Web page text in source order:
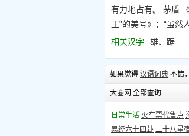
有力地占有。 茅盾
王”的美号》：“虽然
相关汉字
雄、踞
如果觉得 汉语词典 不错
大圈网 全部查询
日常生活 火车票代售点
易经六十四卦 二十八星